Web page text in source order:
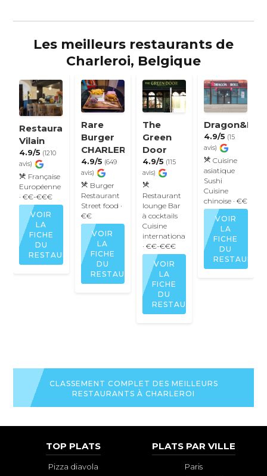
Les meilleurs restaurants de
Charleroi, Belgique
Restaurant
Vilain
4.9/5 (1210
avis)
Française
Européenne
· €€-€€€
VOIR
LA
FICHE
DU
RESTAURANT
Rare
Burger
CHARLEROI
4.9/5 (649
avis)
Burger
Restaurant
Street food ·
€€
VOIR
LA
FICHE
DU
RESTAURANT
The
Green
Door
4.9/5 (115
avis)
Restaurant
lounge Bar
à cocktails
Cuisine
internationale
· €€-€€€
VOIR
LA
FICHE
DU
RESTAURANT
Dragon&Roll
4.9/5 (15
avis)
Cuisine
asiatique
Sushi
Cuisine
chinoise · €€
VOIR
LA
FICHE
DU
CLASSEMENT COMPLET DES MEILLEURS
RESTAURANTS À CHARLEROI
TOP PLATS
Pizza diavola
PLATS PAR VILLE
Paris